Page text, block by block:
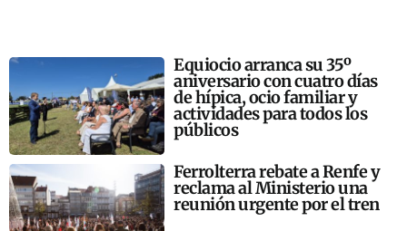
Equiocio arranca su 35º
aniversario con cuatro días
de hípica, ocio familiar y
actividades para todos los
públicos
Ferrolterra rebate a Renfe y
reclama al Ministerio una
reunión urgente por el tren